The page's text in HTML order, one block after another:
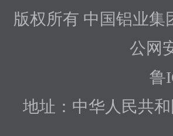
版权所有 中国铝业集
公网
鲁
地址：中华人民共